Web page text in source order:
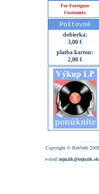
For Foreigner
Customers
Poštovné
dobierka:
3,00 €
platba kartou:
2,00 €
Copyright © RebWeb
e-mail:mjuzik@mjuzik.sk